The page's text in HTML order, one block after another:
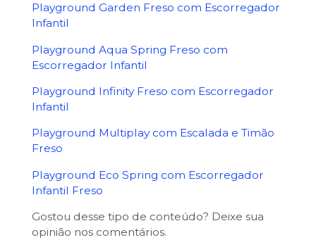
Playground Garden Freso com Escorregador
Infantil
Playground Aqua Spring Freso com
Escorregador Infantil
Playground Infinity Freso com Escorregador
Infantil
Playground Multiplay com Escalada e Timão
Freso
Playground Eco Spring com Escorregador
Infantil Freso
Gostou desse tipo de conteúdo? Deixe sua
opinião nos comentários.